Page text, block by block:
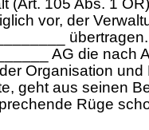
(Art. 105 Abs. 1 OR
vor, der
AG die nach
Organisation und
geht aus seinen
Rüge